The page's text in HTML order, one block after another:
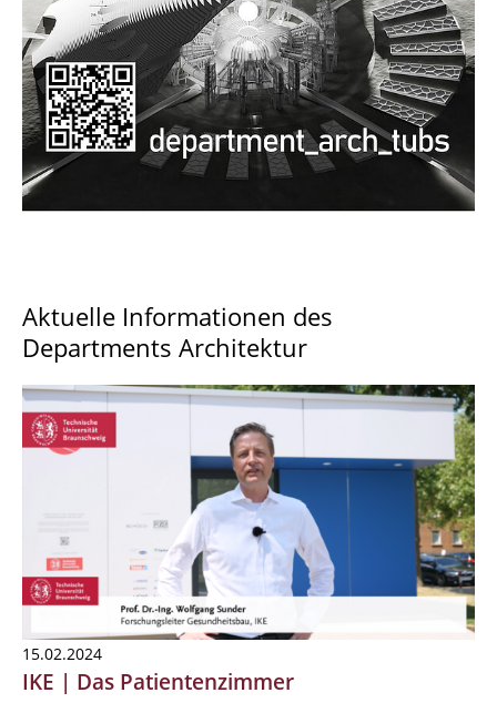
Aktuelle Informationen des
Departments Architektur
15.02.2024
IKE | Das Patientenzimmer